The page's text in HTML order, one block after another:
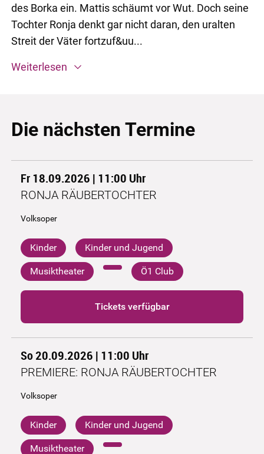
des Borka ein. Mattis schäumt vor Wut. Doch seine
Tochter Ronja denkt gar nicht daran, den uralten
Streit der Väter fortzuf&uu...
Weiterlesen
Die nächsten Termine
Fr 18.09.2026 | 11:00 Uhr
RONJA RÄUBERTOCHTER
Volksoper
Kinder Kinder und Jugend
Musiktheater Ö1 Club
Tickets verfügbar
So 20.09.2026 | 11:00 Uhr
PREMIERE: RONJA RÄUBERTOCHTER
Volksoper
Kinder Kinder und Jugend
Musiktheater